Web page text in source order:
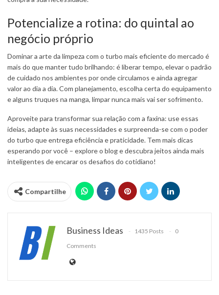
Potencialize a rotina: do quintal ao
negócio próprio
Dominar a arte da limpeza com o turbo mais eficiente do mercado é
mais do que manter tudo brilhando: é liberar tempo, elevar o padrão
de cuidado nos ambientes por onde circulamos e ainda agregar
valor ao dia a dia. Com planejamento, escolha certa do equipamento
e alguns truques na manga, limpar nunca mais vai ser sofrimento.
Aproveite para transformar sua relação com a faxina: use essas
ideias, adapte às suas necessidades e surpreenda-se com o poder
do turbo que entrega eficiência e praticidade. Tem mais dicas
esperando por você – explore o blog e descubra jeitos ainda mais
inteligentes de encarar os desafios do cotidiano!
Compartilhe
Business Ideas 1435 Posts
0
Comments